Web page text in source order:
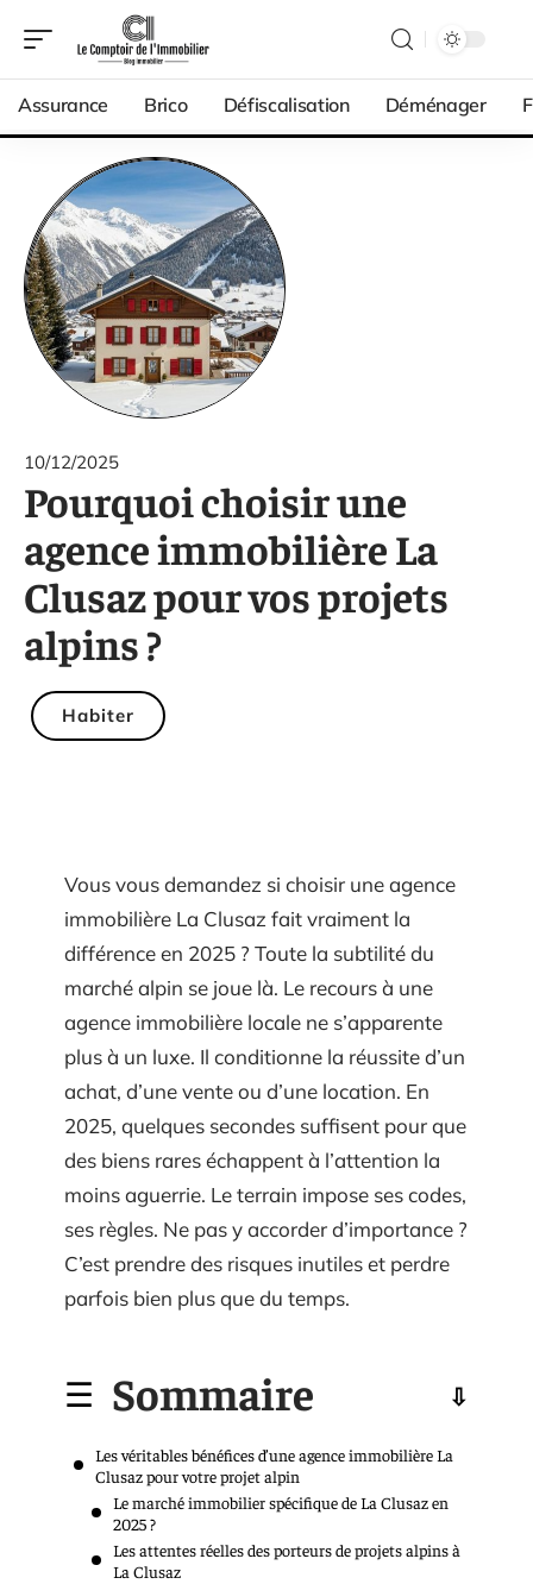
Assurance Brico Défiscalisation Déménager
10/12/2025
Pourquoi choisir une
agence immobilière La
Clusaz pour vos projets
alpins ?
Habiter
Vous vous demandez si choisir une agence
immobilière La Clusaz fait vraiment la
différence en 2025 ? Toute la subtilité du
marché alpin se joue là. Le recours à une
agence immobilière locale ne s’apparente
plus à un luxe. Il conditionne la réussite d’un
achat, d’une vente ou d’une location. En
2025, quelques secondes suffisent pour que
des biens rares échappent à l’attention la
moins aguerrie. Le terrain impose ses codes,
ses règles. Ne pas y accorder d’importance ?
C’est prendre des risques inutiles et perdre
parfois bien plus que du temps.
Sommaire
Les véritables bénéfices d’une agence immobilière La
Clusaz pour votre projet alpin
Le marché immobilier spécifique de La Clusaz en
2025 ?
Les attentes réelles des porteurs de projets alpins à
La Clusaz